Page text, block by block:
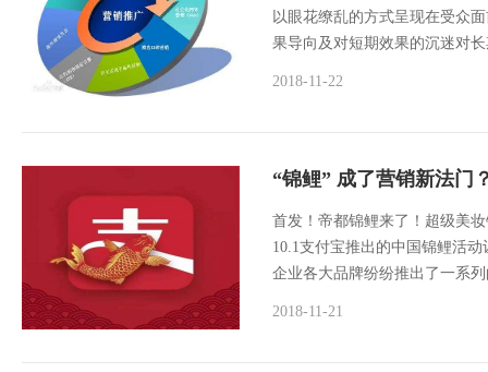
以眼花缭乱的方式呈现在受众
果导向及对短期效果的沉迷对
2018-11-22
“锦鲤” 成了营销新法门
首发！帝都锦鲤来了！超级美
10.1支付宝推出的中国锦鲤活
企业各大品牌纷纷推出了一系
2018-11-21